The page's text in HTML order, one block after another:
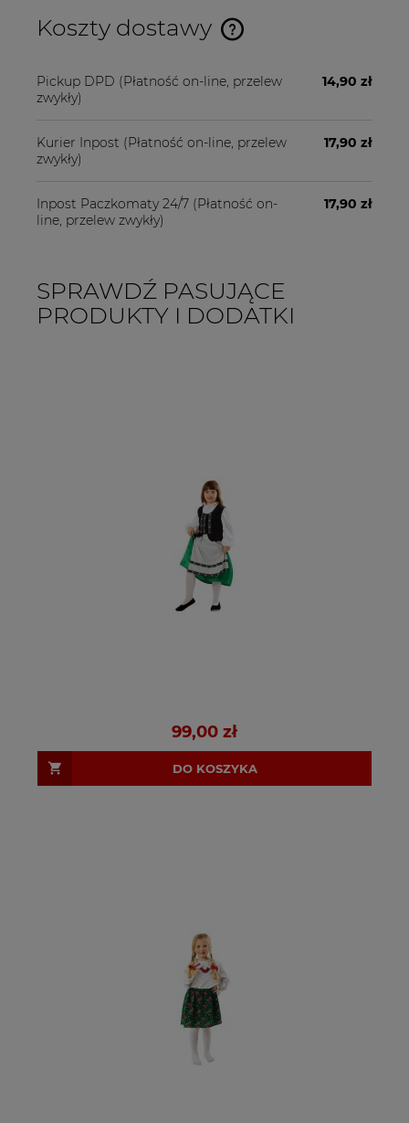
Koszty dostawy
Cena nie zawiera ewentualnych kosztów płatności
Pickup DPD (Płatność on-line, przelew
zwykły)
14,90 zł
Kurier Inpost (Płatność on-line, przelew
zwykły)
17,90 zł
Inpost Paczkomaty 24/7 (Płatność on-
line, przelew zwykły)
17,90 zł
SPRAWDŹ PASUJĄCE
PRODUKTY I DODATKI
99,00 zł
DO KOSZYKA